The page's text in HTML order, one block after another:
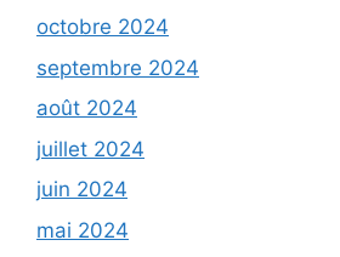
octobre 2024
septembre 2024
août 2024
juillet 2024
juin 2024
mai 2024